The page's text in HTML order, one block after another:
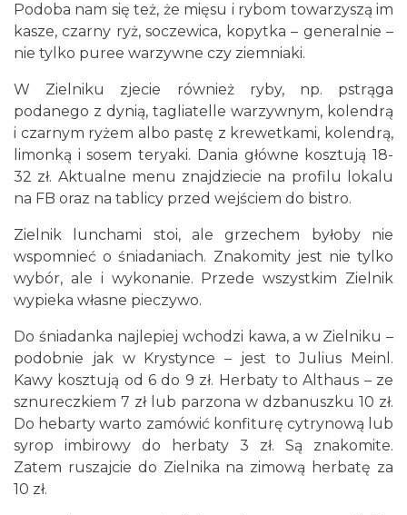
Podoba nam się też, że mięsu i rybom towarzyszą im
kasze, czarny ryż, soczewica, kopytka – generalnie –
nie tylko puree warzywne czy ziemniaki.
W Zielniku zjecie również ryby, np. pstrąga
podanego z dynią, tagliatelle warzywnym, kolendrą
i czarnym ryżem albo pastę z krewetkami, kolendrą,
limonką i sosem teryaki. Dania główne kosztują 18-
32 zł. Aktualne menu znajdziecie na profilu lokalu
na FB oraz na tablicy przed wejściem do bistro.
Zielnik lunchami stoi, ale grzechem byłoby nie
wspomnieć o śniadaniach. Znakomity jest nie tylko
wybór, ale i wykonanie. Przede wszystkim Zielnik
wypieka własne pieczywo.
Do śniadanka najlepiej wchodzi kawa, a w Zielniku –
podobnie jak w Krystynce – jest to Julius Meinl.
Kawy kosztują od 6 do 9 zł. Herbaty to Althaus – ze
sznureczkiem 7 zł lub parzona w dzbanuszku 10 zł.
Do hebarty warto zamówić konfiturę cytrynową lub
syrop imbirowy do herbaty 3 zł. Są znakomite.
Zatem ruszajcie do Zielnika na zimową herbatę za
10 zł.